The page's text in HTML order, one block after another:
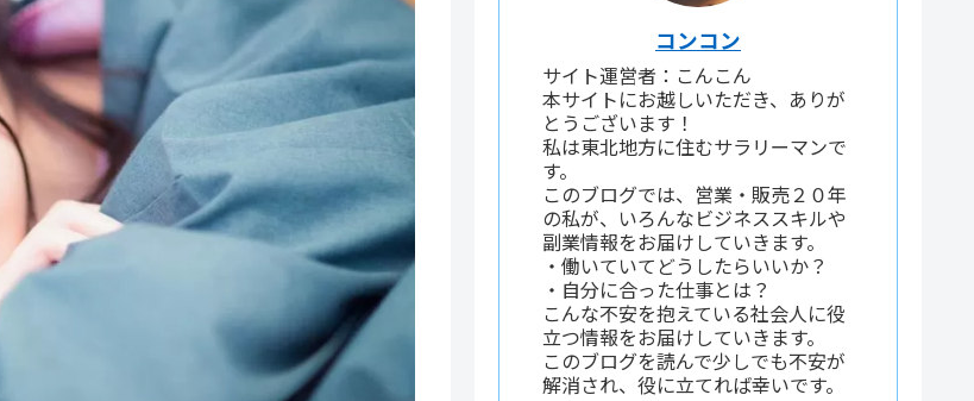
コンコン
サイト運営者：こんこん
本サイトにお越しいただき、ありが
とうございます！
私は東北地方に住むサラリーマンで
す。
このブログでは、営業・販売２０年
の私が、いろんなビジネススキルや
副業情報をお届けしていきます。
・働いていてどうしたらいいか？
・自分に合った仕事とは？
こんな不安を抱えている社会人に役
立つ情報をお届けしていきます。
このブログを読んで少しでも不安が
解消され、役に立てれば幸いです。